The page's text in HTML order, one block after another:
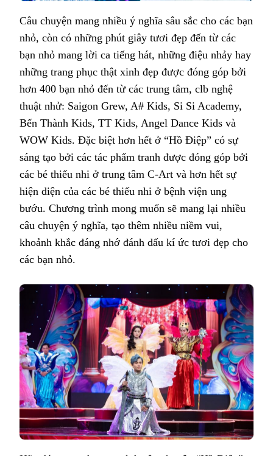
Câu chuyện mang nhiều ý nghĩa sâu sắc cho các bạn
nhỏ, còn có những phút giây tươi đẹp đến từ các
bạn nhỏ mang lời ca tiếng hát, những điệu nhảy hay
những trang phục thật xinh đẹp được đóng góp bởi
hơn 400 bạn nhỏ đến từ các trung tâm, clb nghệ
thuật nhử: Saigon Grew, A# Kids, Si Si Academy,
Bến Thành Kids, TT Kids, Angel Dance Kids và
WOW Kids. Đặc biệt hơn hết ở “Hồ Điệp” có sự
sáng tạo bởi các tác phẩm tranh được đóng góp bởi
các bé thiếu nhi ở trung tâm C-Art và hơn hết sự
hiện diện của các bé thiếu nhi ở bệnh viện ung
bướu. Chương trình mong muốn sẽ mang lại nhiều
câu chuyện ý nghĩa, tạo thêm nhiều niềm vui,
khoảnh khắc đáng nhớ đánh dấu kí ức tươi đẹp cho
các bạn nhỏ.